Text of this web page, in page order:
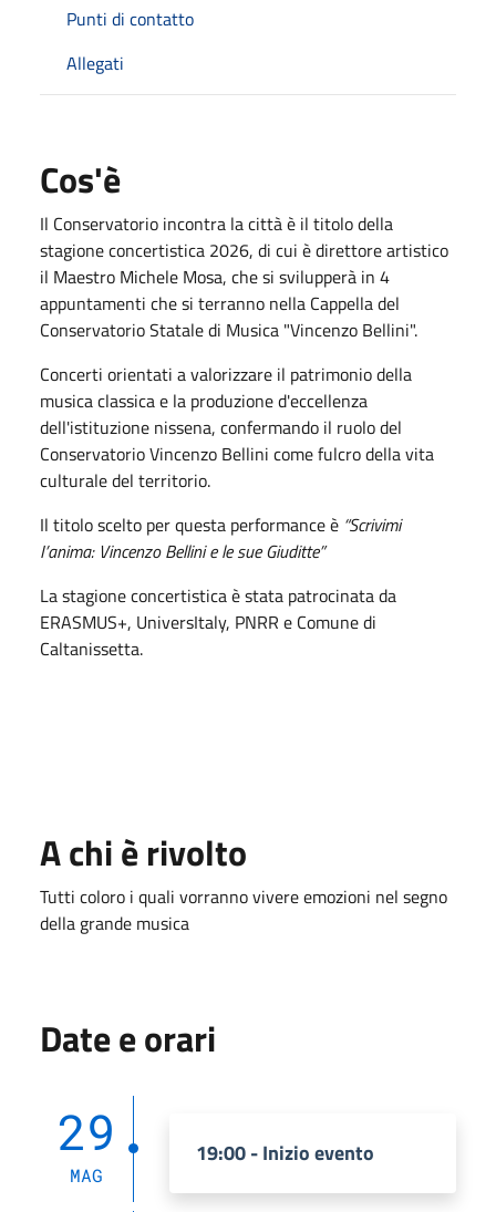
Punti di contatto
Allegati
Cos'è
Il Conservatorio incontra la città è il titolo della
stagione concertistica 2026, di cui è direttore artistico
il Maestro Michele Mosa, che si svilupperà in 4
appuntamenti che si terranno nella Cappella del
Conservatorio Statale di Musica "Vincenzo Bellini".
Concerti orientati a valorizzare il patrimonio della
musica classica e la produzione d'eccellenza
dell'istituzione nissena, confermando il ruolo del
Conservatorio Vincenzo Bellini come fulcro della vita
culturale del territorio.
Il titolo scelto per questa performance è “Scrivimi
I’anima: Vincenzo Bellini e le sue Giuditte”
La stagione concertistica è stata patrocinata da
ERASMUS+, UniversItaly, PNRR e Comune di
Caltanissetta.
A chi è rivolto
Tutti coloro i quali vorranno vivere emozioni nel segno
della grande musica
Date e orari
29
MAG
19:00 - Inizio evento